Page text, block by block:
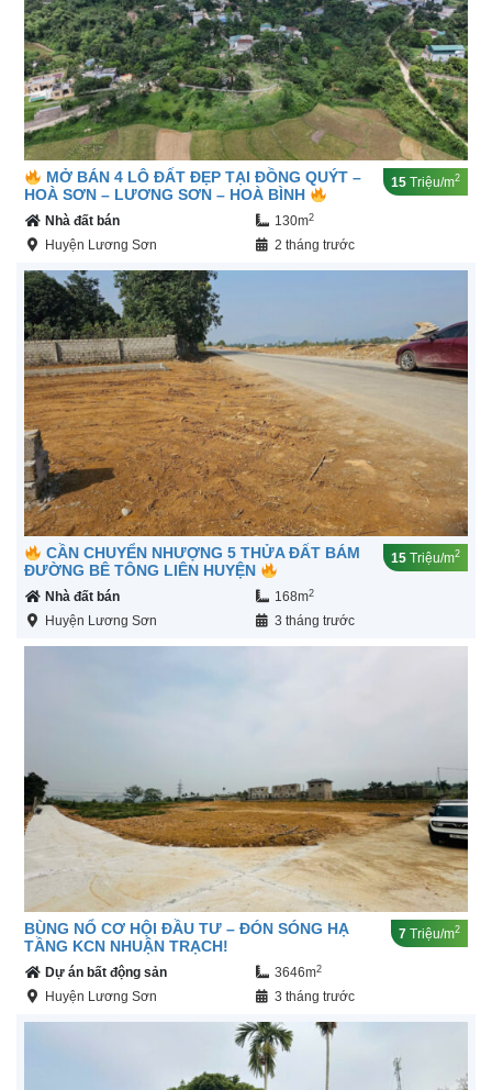
MỞ BÁN 4 LÔ ĐẤT ĐẸP TẠI ĐỒNG QUÝT –
HOÀ SƠN – LƯƠNG SƠN – HOÀ BÌNH
15 Triệu/m2
Nhà đất bán 130m2
Huyện Lương Sơn 2 tháng trước
CẦN CHUYỂN NHƯỢNG 5 THỬA ĐẤT BÁM
ĐƯỜNG BÊ TÔNG LIÊN HUYỆN
15 Triệu/m2
Nhà đất bán 168m2
Huyện Lương Sơn 3 tháng trước
BÙNG NỔ CƠ HỘI ĐẦU TƯ – ĐÓN SÓNG HẠ
TẦNG KCN NHUẬN TRẠCH!
7 Triệu/m2
Dự án bất động sản 3646m2
Huyện Lương Sơn 3 tháng trước